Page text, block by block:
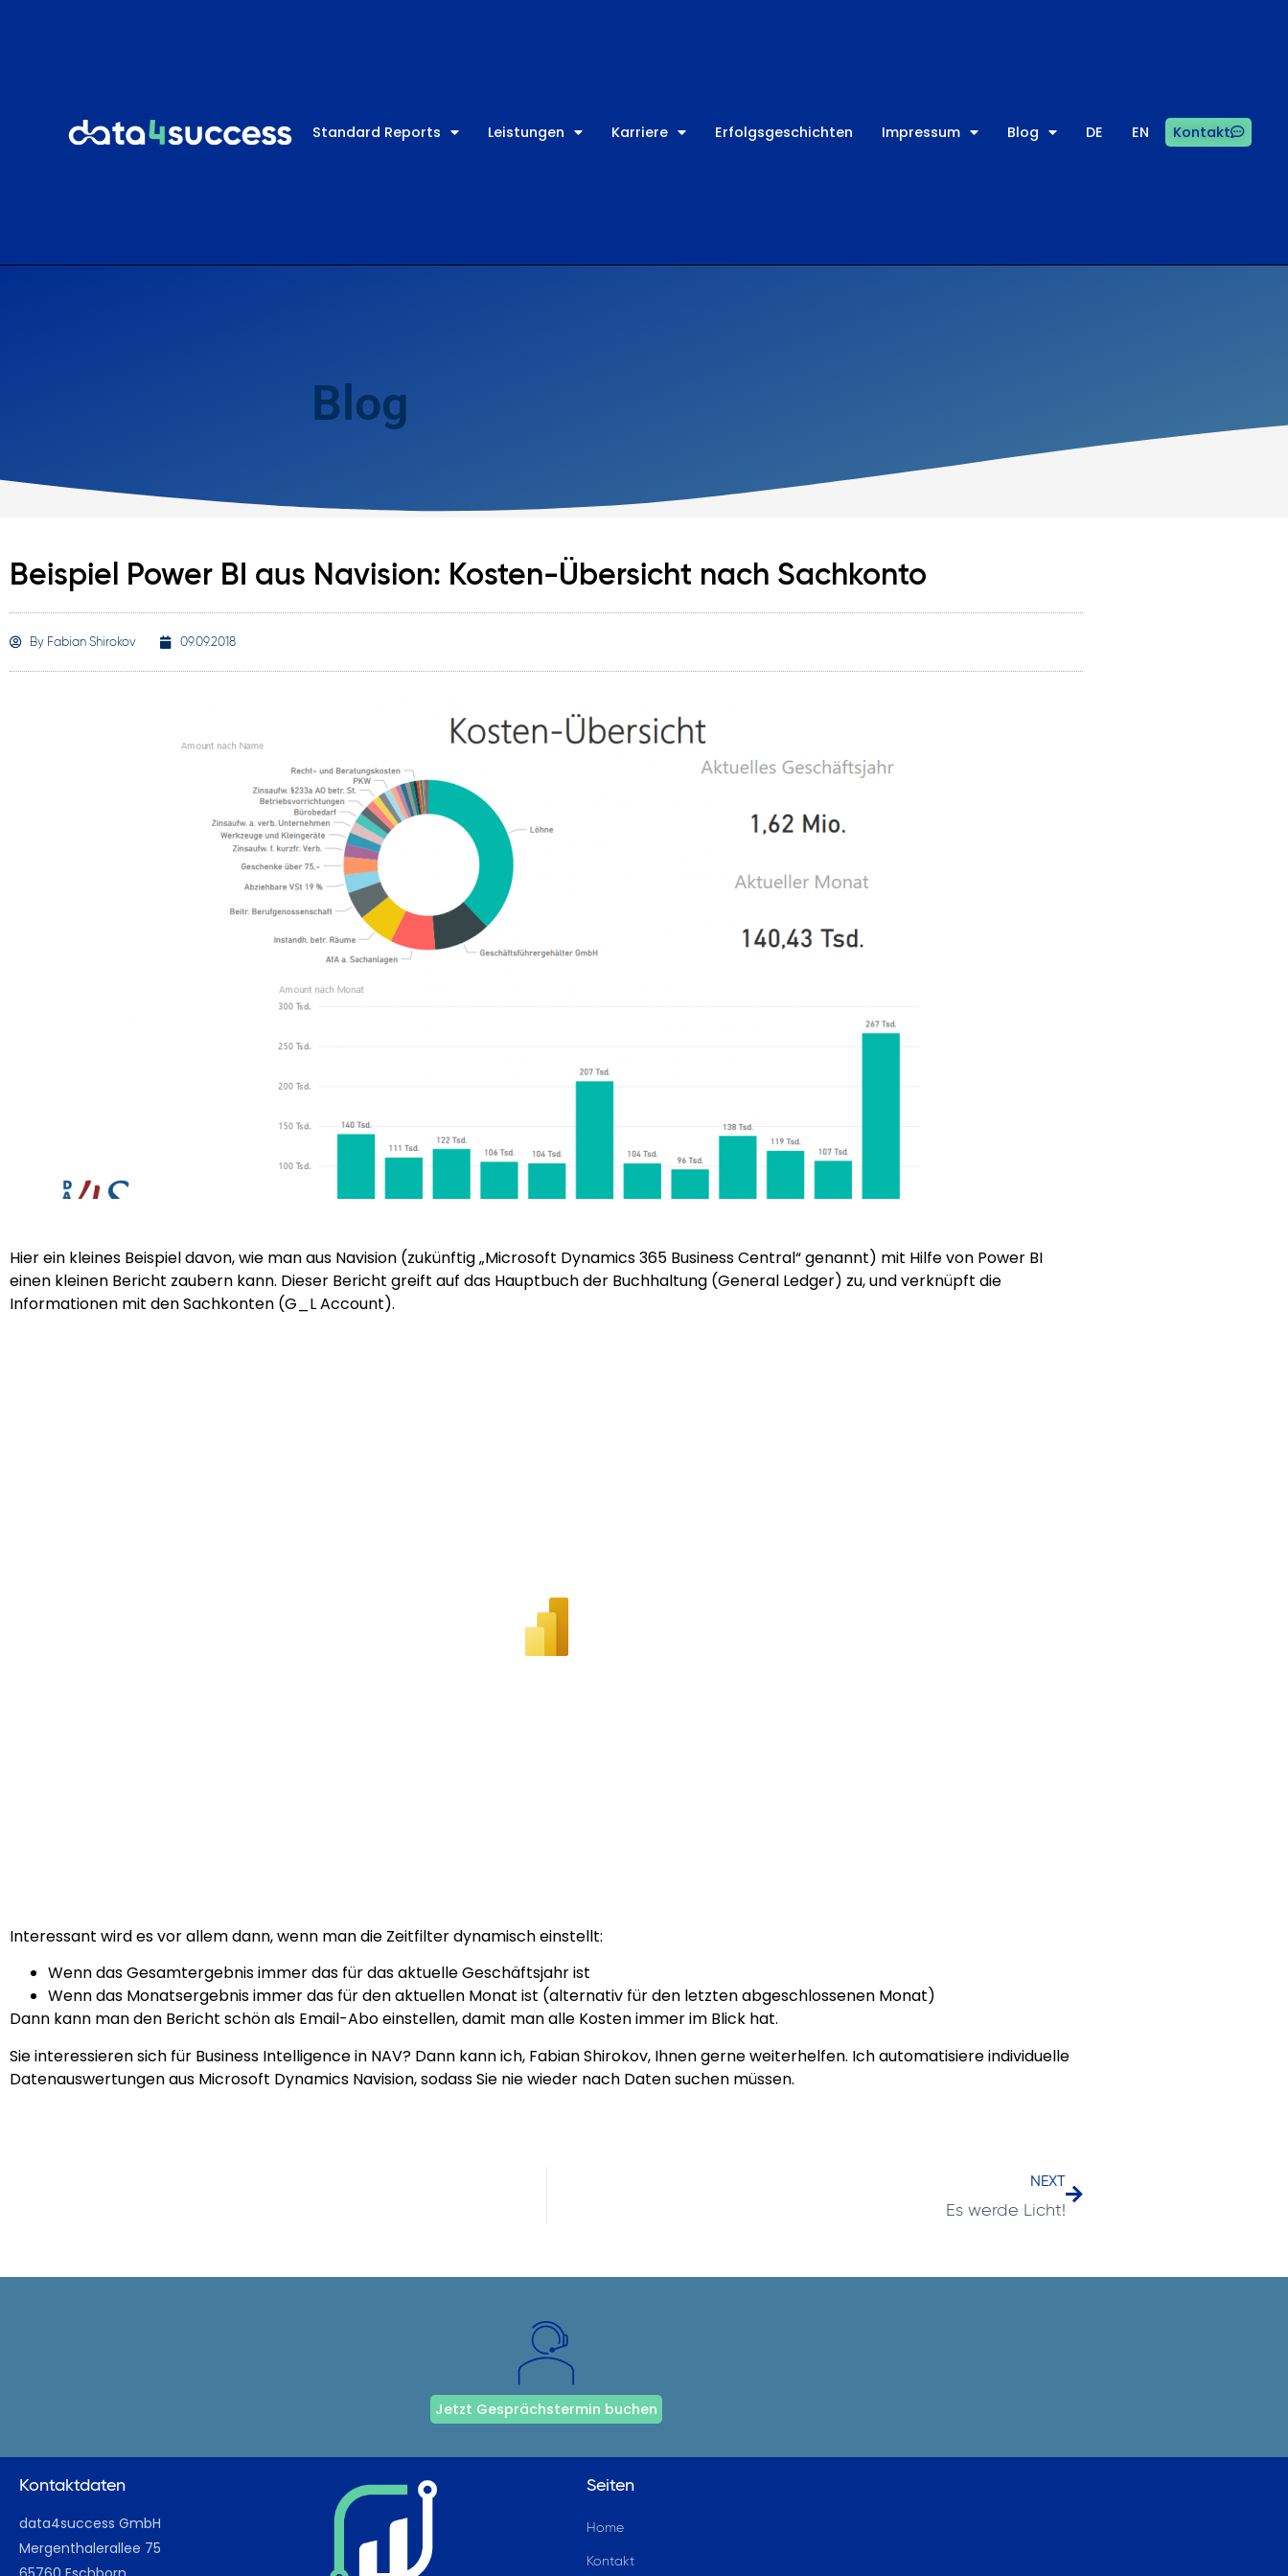
Standard Reports Leistungen Karriere Erfolgsgeschichten Impressum Blog DE EN Kontakt
Blog
Beispiel Power BI aus Navision: Kosten-Übersicht nach Sachkonto
By Fabian Shirokov 09.09.2018
Hier ein kleines Beispiel davon, wie man aus Navision (zukünftig „Microsoft Dynamics 365 Business Central“ genannt) mit Hilfe von Power BI
einen kleinen Bericht zaubern kann. Dieser Bericht greift auf das Hauptbuch der Buchhaltung (General Ledger) zu, und verknüpft die
Informationen mit den Sachkonten (G_L Account).
Interessant wird es vor allem dann, wenn man die Zeitfilter dynamisch einstellt:
Wenn das Gesamtergebnis immer das für das aktuelle Geschäftsjahr ist
Wenn das Monatsergebnis immer das für den aktuellen Monat ist (alternativ für den letzten abgeschlossenen Monat)
Dann kann man den Bericht schön als Email-Abo einstellen, damit man alle Kosten immer im Blick hat.
Sie interessieren sich für Business Intelligence in NAV? Dann kann ich, Fabian Shirokov, Ihnen gerne weiterhelfen. Ich automatisiere individuelle
Datenauswertungen aus Microsoft Dynamics Navision, sodass Sie nie wieder nach Daten suchen müssen.
NEXT
Es werde Licht!
Jetzt Gesprächstermin buchen
Kontaktdaten
data4success GmbH
Mergenthalerallee 75
Seiten
Home
Kontakt